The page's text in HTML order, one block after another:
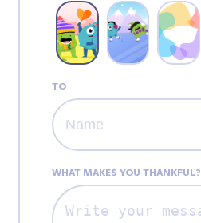
TO
WHAT MAKES YOU THANKFUL?